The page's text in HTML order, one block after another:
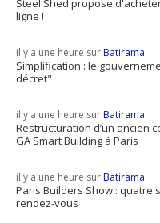
Steel Shed propose
ligne !
il y a une heure surBatirama
Simplification : le
décret"
il y a une heure surBatirama
Restructuration d’un ancien
GA Smart Building à Paris
il y a une heure surBatirama
Paris Builders Show : quatre
rendez-vous